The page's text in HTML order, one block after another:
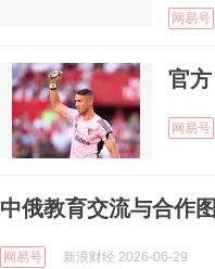
网易号
官
网易号
中俄教育交流与合作
网易号 新浪财经 2026-06-29